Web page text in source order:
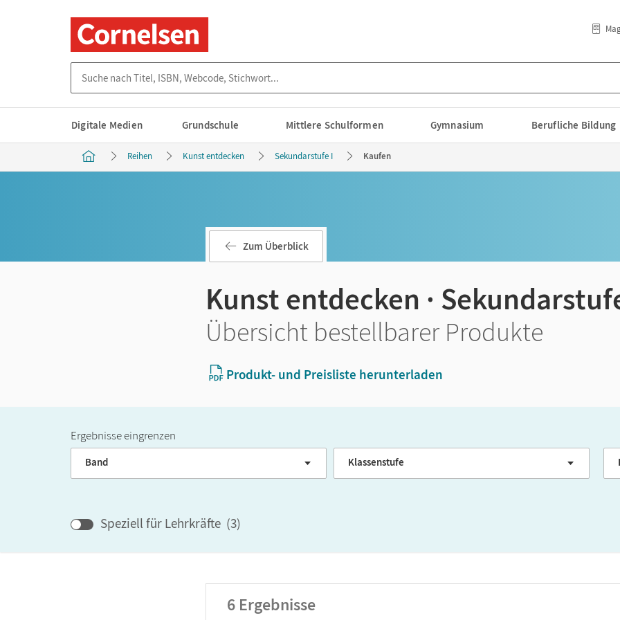
Digitale Medien Grundschule Mittlere Schulformen Gymnasium Berufliche Bildung
Reihen Kunst entdecken Sekundarstufe I Kaufen
Zum Überblick
Kunst entdecken ·
Übersicht bestellbarer Produkte
Produkt- und Preisliste herunterladen
Ergebnisse eingrenzen
Band Klassenstufe
Speziell für Lehrkräfte (3)
6 Ergebnisse